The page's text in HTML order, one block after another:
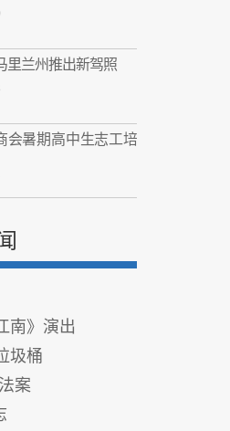
里兰州推出新驾照
会暑期高中生志工培
南》演出
圾桶
案